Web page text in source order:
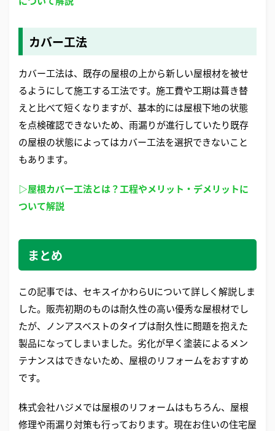
カバー工法
カバー工法は、既存の屋根の上から新しい屋根材を被せ
るようにして施工する工法です。施工費や工期は葺き替
えと比べて短くなりますが、基本的には屋根下地の状態
を点検確認できないため、雨漏りが進行していたり既存
の屋根の状態によってはカバー工法を選択できないこと
もあります。
▷屋根カバー工法とは？工程やメリット・デメリットに
ついて解説
まとめ
この記事では、セキスイかわらUについて詳しく解説しま
した。販売初期のものは耐久性の高い優秀な屋根材でし
たが、ノンアスベストのタイプは耐久性に問題を抱えた
製品になってしまいました。劣化が早く塗装によるメン
テナンスはできないため、屋根のリフォームをおすすめ
です。
株式会社ハジメでは屋根のリフォームはもちろん、屋根
修理や雨漏り対策も行っております。現在お住いの住宅屋